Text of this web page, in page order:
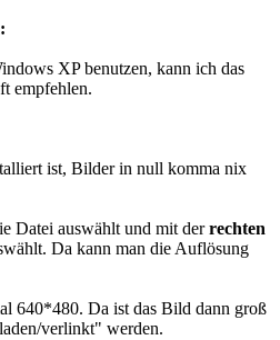
XP benutzen, kann ich das
empfehlen.
ist, Bilder in null komma nix
Datei auswählt und mit derrechten
Da kann man die Auflösung
640*480. Da ist das Bild dann groß
verlinkt" werden.